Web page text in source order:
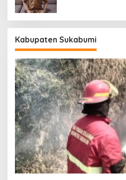
Kabupaten Sukabumi